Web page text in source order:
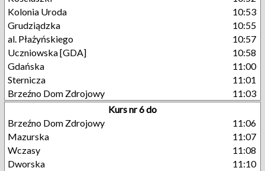
Kolonia Uroda
10:53
Grudziądzka
10:55
al. Płażyńskiego
10:57
Uczniowska [GDA]
10:58
Gdańska
11:00
Sternicza
11:01
Brzeźno Dom Zdrojowy
11:03
Kurs nr 6 do
Brzeźno Dom Zdrojowy
11:06
Mazurska
11:07
Wczasy
11:08
Dworska
11:10